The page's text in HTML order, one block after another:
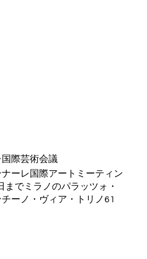
際芸術会議
ーレ国際アートミーティン
までミラノのパラッツォ・
ーノ・ヴィア・トリノ61